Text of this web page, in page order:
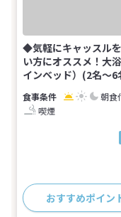
◆気軽にキャッスル
い方にオススメ！大
インベッド）(2名～6
朝食
喫煙
おすすめポイン